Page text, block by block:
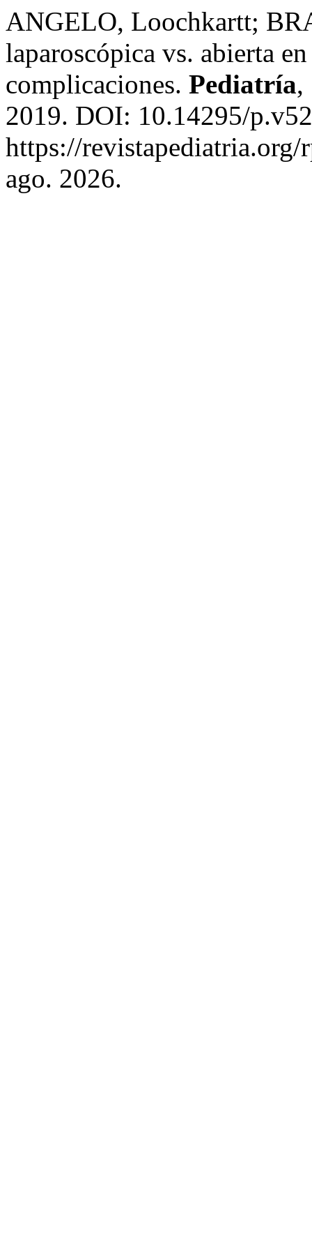
ANGELO, Loochkartt;
laparoscópica vs. abierta
complicaciones. Pediatría,
2019. DOI: 10.14295/
https://
ago. 2026.